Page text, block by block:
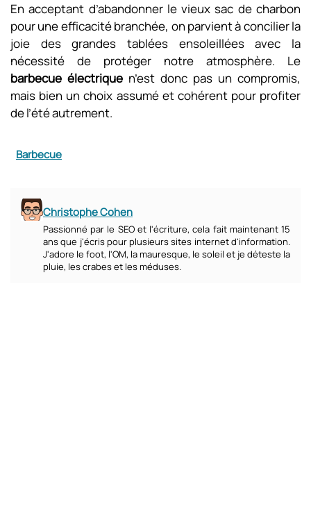
En acceptant d’abandonner le vieux sac de charbon
pour une efficacité branchée, on parvient à concilier la
joie des grandes tablées ensoleillées avec la
nécessité de protéger notre atmosphère. Le
barbecue électrique n’est donc pas un compromis,
mais bien un choix assumé et cohérent pour profiter
de l’été autrement.
Barbecue
Christophe Cohen
Passionné par le SEO et l'écriture, cela fait maintenant 15
ans que j'écris pour plusieurs sites internet d'information.
J'adore le foot, l'OM, la mauresque, le soleil et je déteste la
pluie, les crabes et les méduses.